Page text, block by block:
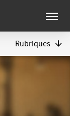
Menu
Rubriques